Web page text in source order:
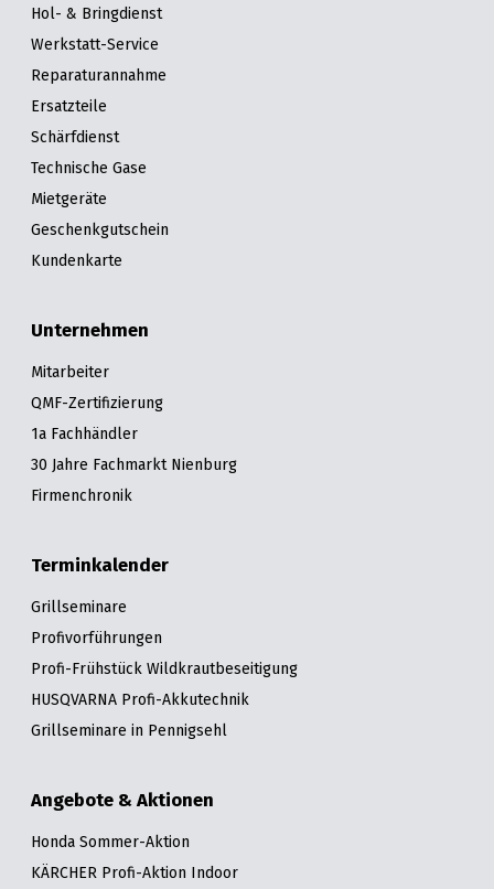
Hol- & Bringdienst
Werkstatt-Service
Reparaturannahme
Ersatzteile
Schärfdienst
Technische Gase
Mietgeräte
Geschenkgutschein
Kundenkarte
Unternehmen
Mitarbeiter
QMF-Zertifizierung
1a Fachhändler
30 Jahre Fachmarkt Nienburg
Firmenchronik
Terminkalender
Grillseminare
Profivorführungen
Profi-Frühstück Wildkrautbeseitigung
HUSQVARNA Profi-Akkutechnik
Grillseminare in Pennigsehl
Angebote & Aktionen
Honda Sommer-Aktion
KÄRCHER Profi-Aktion Indoor